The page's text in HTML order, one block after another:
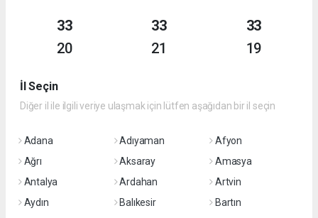
33
20
33
21
33
19
İl Seçin
Diğer il ile ilgili veriye ulaşmak için lütfen aşağıdan bir il seçin
Adana Adıyaman
Afyon
Ağrı
Aksaray
Amasya
Antalya
Ardahan
Artvin
Aydın
Balıkesir
Bartın